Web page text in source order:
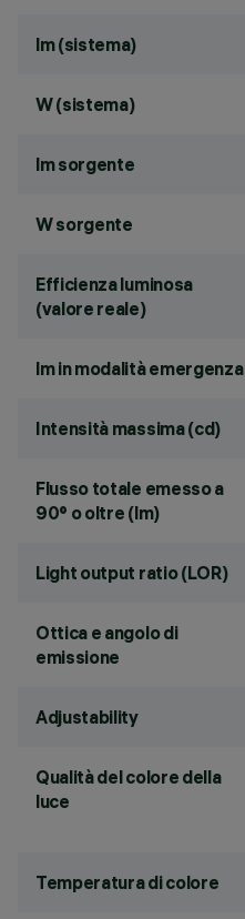
lm (sistema)
W (sistema)
lm sorgente
W sorgente
Efficienza luminosa
(valore reale)
lm in modalità emergenza
Intensità massima (cd)
Flusso totale emesso a
90° o oltre (lm)
Light output ratio (LOR)
Ottica e angolo di
emissione
Adjustability
Qualità del colore della
luce
Temperatura di colore